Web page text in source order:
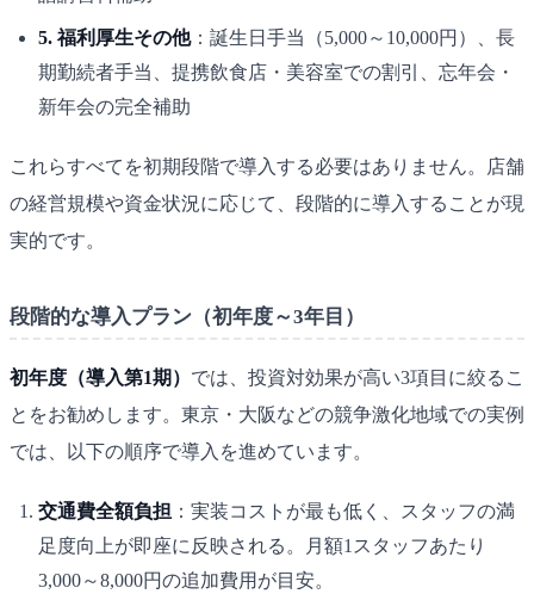
5. 福利厚生その他：誕生日手当（5,000～10,000円）、長
期勤続者手当、提携飲食店・美容室での割引、忘年会・
新年会の完全補助
これらすべてを初期段階で導入する必要はありません。店舗
の経営規模や資金状況に応じて、段階的に導入することが現
実的です。
段階的な導入プラン（初年度～3年目）
初年度（導入第1期） では、投資対効果が高い3項目に絞るこ
とをお勧めします。東京・大阪などの競争激化地域での実例
では、以下の順序で導入を進めています。
交通費全額負担 ：実装コストが最も低く、スタッフの満
足度向上が即座に反映される。月額1スタッフあたり
3,000～8,000円の追加費用が目安。